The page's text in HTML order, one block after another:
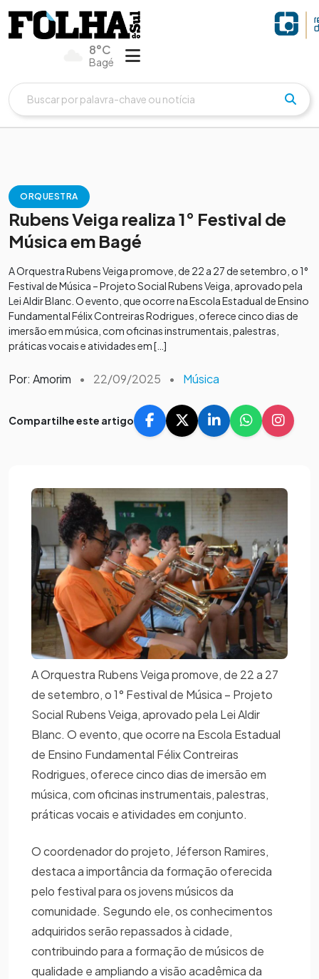
8°C
Bagé
ORQUESTRA
Rubens Veiga realiza 1° Festival de
Música em Bagé
A Orquestra Rubens Veiga promove, de 22 a 27 de setembro, o 1°
Festival de Música – Projeto Social Rubens Veiga, aprovado pela
Lei Aldir Blanc. O evento, que ocorre na Escola Estadual de Ensino
Fundamental Félix Contreiras Rodrigues, oferece cinco dias de
imersão em música, com oficinas instrumentais, palestras,
práticas vocais e atividades em […]
Por: Amorim • 22/09/2025 • Música
Compartilhe este artigo
A Orquestra Rubens Veiga promove, de 22 a 27
de setembro, o 1° Festival de Música – Projeto
Social Rubens Veiga, aprovado pela Lei Aldir
Blanc. O evento, que ocorre na Escola Estadual
de Ensino Fundamental Félix Contreiras
Rodrigues, oferece cinco dias de imersão em
música, com oficinas instrumentais, palestras,
práticas vocais e atividades em conjunto.
O coordenador do projeto, Jéferson Ramires,
destaca a importância da formação oferecida
pelo festival para os jovens músicos da
comunidade. Segundo ele, os conhecimentos
adquiridos serão repassados à cidade,
contribuindo para a formação de músicos de
qualidade e ampliando a visão acadêmica da